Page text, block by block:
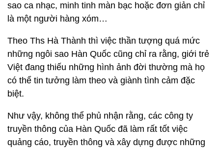
sao ca nhạc, minh tinh màn bạc hoặc đơn giản chỉ
là một người hàng xóm…
Theo Ths Hà Thành thì việc thần tượng quá mức
những ngôi sao Hàn Quốc cũng chỉ ra rằng, giới trẻ
Việt đang thiếu những hình ảnh đời thường mà họ
có thể tin tưởng làm theo và giành tình cảm đặc
biệt.
Như vậy, không thể phủ nhận rằng, các công ty
truyền thông của Hàn Quốc đã làm rất tốt việc
quảng cáo, truyền thông và xây dựng được những